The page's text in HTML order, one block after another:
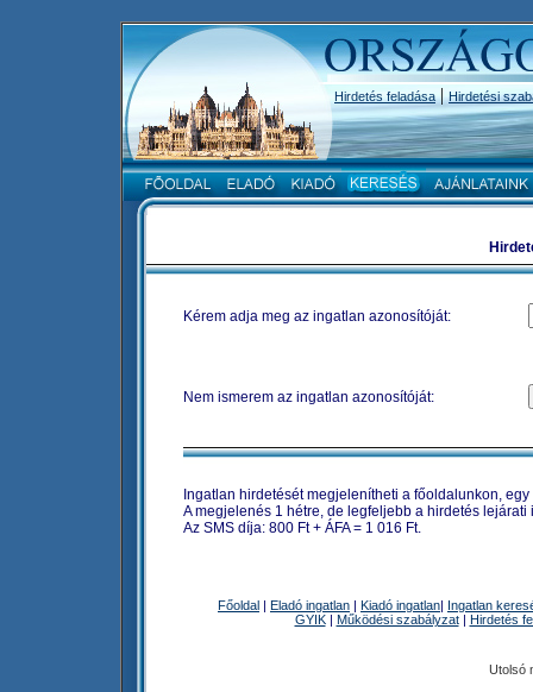
Hirdetés feladása|Hirdetési
Kérem adja meg az ingatlan azonosítóját:
Nem ismerem az ingatlan azonosítóját:
Ingatlan hirdetését megjelenítheti a főoldalunkon,
A megjelenés 1 hétre, de legfeljebb a hirdetés lejárati
Az SMS díja: 800 Ft + ÁFA = 1 016 Ft.
Főoldal | Eladó ingatlan | Kiadó ingatlan| Ingatlan
GYIK| Működési szabályzat| Hirdetés
Utolsó